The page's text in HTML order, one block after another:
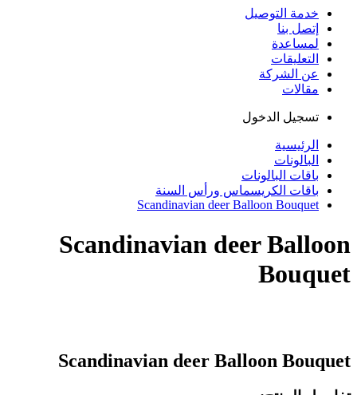
خدمة التوصيل
إتصل بنا
لمساعدة
التعليقات
عن الشركة
مقالات
تسجيل الدخول
الرئيسية
البالونات
باقات البالونات
باقات الكريسماس ورأس السنة
Scandinavian deer Balloon Bouquet
Scandinavian deer Balloon
Bouquet
Scandinavian deer Balloon Bouquet